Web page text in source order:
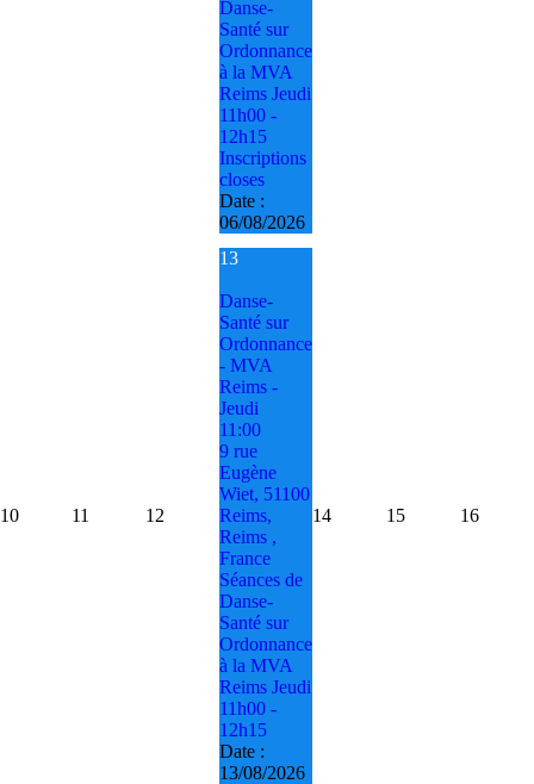
Danse-
Santé sur
Ordonnance
à la MVA
Reims Jeudi
11h00 -
12h15
Inscriptions
closes
Date :
06/08/2026
10 11 12
13
Danse-
Santé sur
Ordonnance
- MVA
Reims -
Jeudi
11:00
9 rue
Eugène
Wiet, 51100
Reims,
Reims ,
France
Séances de
Danse-
Santé sur
Ordonnance
à la MVA
Reims Jeudi
11h00 -
12h15
Date :
13/08/2026
14 15 16